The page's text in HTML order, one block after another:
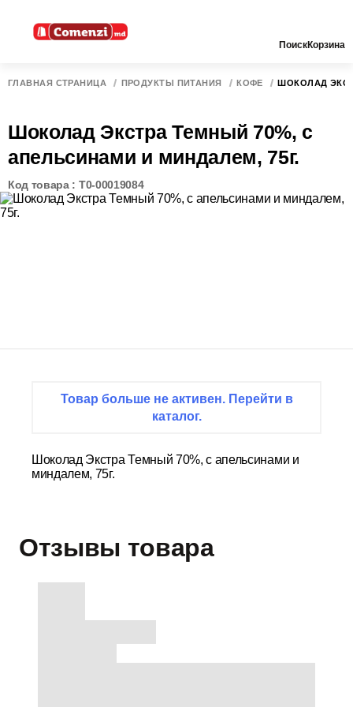
ПоискКорзина
ГЛАВНАЯ СТРАНИЦА ПРОДУКТЫ ПИТАНИЯ КОФЕ ШОКОЛАД
Шоколад Экстра Темный 70%, с
апельсинами и миндалем, 75г.
Код товара : T0-00019084
Товар больше не активен. Перейти в
каталог.
Шоколад Экстра Темный 70%, с апельсинами и
миндалем, 75г.
Отзывы товара